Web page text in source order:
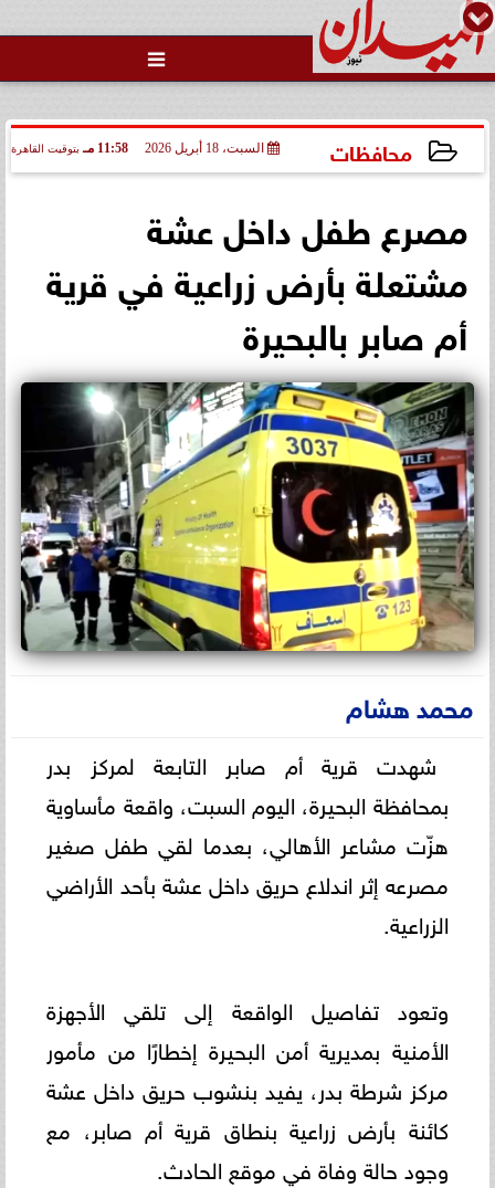

محافظات السبت، 18 أبريل 2026 11:58 مـ بتوقيت القاهرة
مصرع طفل داخل عشة
مشتعلة بأرض زراعية في قرية
أم صابر بالبحيرة
محمد هشام
شهدت قرية أم صابر التابعة لمركز بدر
بمحافظة البحيرة، اليوم السبت، واقعة مأساوية
هزّت مشاعر الأهالي، بعدما لقي طفل صغير
مصرعه إثر اندلاع حريق داخل عشة بأحد الأراضي
الزراعية.
وتعود تفاصيل الواقعة إلى تلقي الأجهزة
الأمنية بمديرية أمن البحيرة إخطارًا من مأمور
مركز شرطة بدر، يفيد بنشوب حريق داخل عشة
كائنة بأرض زراعية بنطاق قرية أم صابر، مع
وجود حالة وفاة في موقع الحادث.